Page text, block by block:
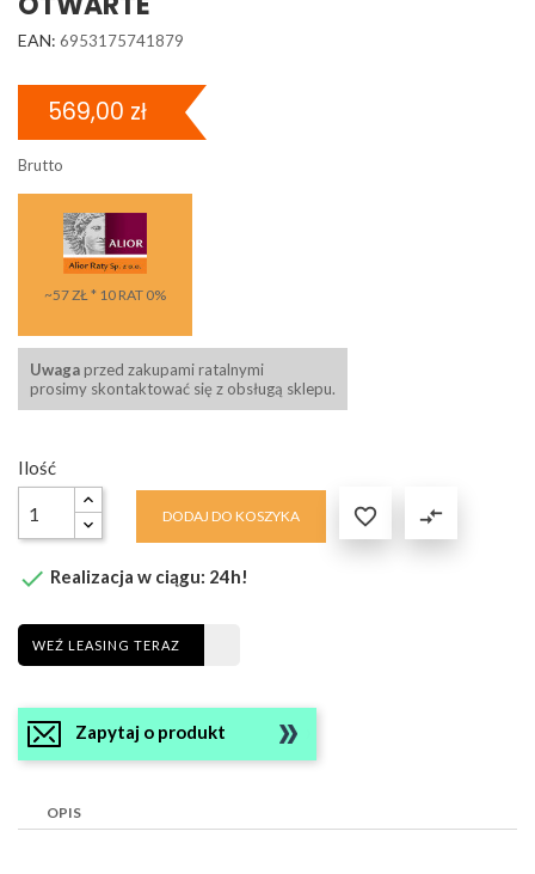
EAN: 6953175741879
569,00 zł
Brutto
~57 ZŁ * 10 RAT 0%
Uwaga przed zakupami ratalnymi
prosimy skontaktować się z obsługą sklepu.
Ilość
DODAJ DO KOSZYKA  compare_arrows
 Realizacja w ciągu: 24h!
WEŹ LEASING TERAZ
Zapytaj o produkt
OPIS